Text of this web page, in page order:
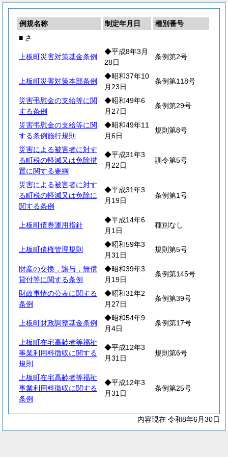
例規名称 制定年月日
種別番号
■ さ
上板町災害対策基金条例
◆平成8年3月
28日
条例第2号
上板町災害対策本部条例
◆昭和37年10
月23日
条例第118号
災害弔慰金の支給等に関
する条例
◆昭和49年6
月27日
条例第29号
災害弔慰金の支給等に関
する条例施行規則
◆昭和49年11
月6日
規則第8号
災害による被害者に対す
る町税の軽減又は免除措
置に関する要綱
◆平成31年3
月22日
訓令第5号
災害による被害者に対す
る町税の軽減又は免除に
関する条例
◆平成31年3
月19日
条例第1号
上板町債券運用指針
◆平成14年6
月1日
種別なし
上板町債権管理規則
◆昭和59年3
月31日
規則第5号
財産の交換，譲与，無償
貸付等に関する条例
◆昭和39年3
月19日
条例第145号
財政事情の公表に関する
条例
◆昭和31年2
月27日
条例第39号
上板町財政調整基金条例
◆昭和54年9
月4日
条例第17号
上板町在宅高齢者等福祉
事業利用料徴収に関する
規則
◆平成12年3
月31日
規則第6号
上板町在宅高齢者等福祉
事業利用料徴収に関する
条例
◆平成12年3
月31日
条例第25号
内容現在 令和8年6月30日